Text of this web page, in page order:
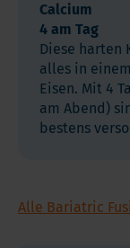
Calcium
4 am Tag
Diese
alles in
Eisen. Mit 4
am Abend)
bestens
Alle Bariatric